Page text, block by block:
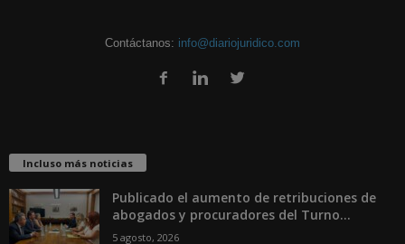
Contáctanos: info@diariojuridico.com
Incluso más noticias
Publicado el aumento de retribuciones de
abogados y procuradores del Turno...
5 agosto, 2026